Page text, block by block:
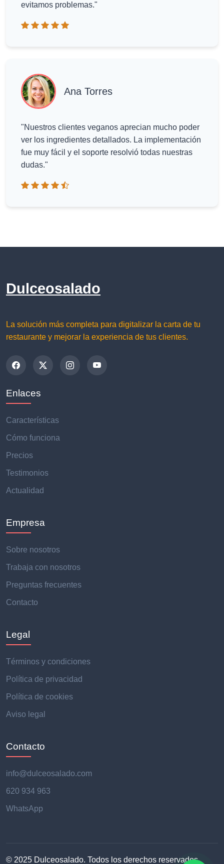
evitamos problemas."
Ana Torres
"Nuestros clientes veganos aprecian mucho poder
ver los ingredientes detallados. La implementación
fue muy fácil y el soporte resolvió todas nuestras
dudas."
Dulceosalado
La solución más completa para digitalizar la carta de tu
restaurante y mejorar la experiencia de tus clientes.
Enlaces
Características
Cómo funciona
Precios
Testimonios
Actualidad
Empresa
Sobre nosotros
Trabaja con nosotros
Preguntas frecuentes
Contacto
Legal
Términos y condiciones
Política de privacidad
Política de cookies
Aviso legal
Contacto
info@dulceosalado.com
620 934 963
WhatsApp
© 2025 Dulceosalado. Todos los derechos reservados.